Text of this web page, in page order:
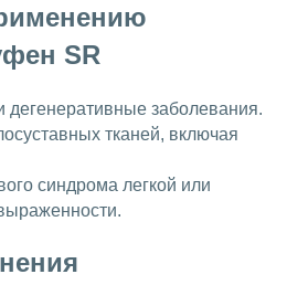
SR
дегенеративные заболевания.
тканей, включая
синдрома легкой или